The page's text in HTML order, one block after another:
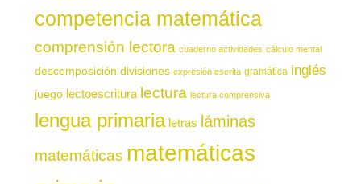
competencia matemática
comprensión lectora cuaderno actividades cálculo mental
descomposición divisiones expresión escrita gramática inglés
juego lectoescritura lectura lectura comprensiva
lengua primaria letras láminas
matemáticas matemáticas